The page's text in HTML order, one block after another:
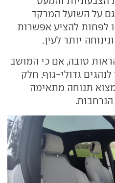
גם על השועל המרקד
לפחות להציע אפשרות
יותר לעין.
טובה, אם כי המושב
גדולי-גוף. חלק
תנוחה מתאימה
הנרחבות.